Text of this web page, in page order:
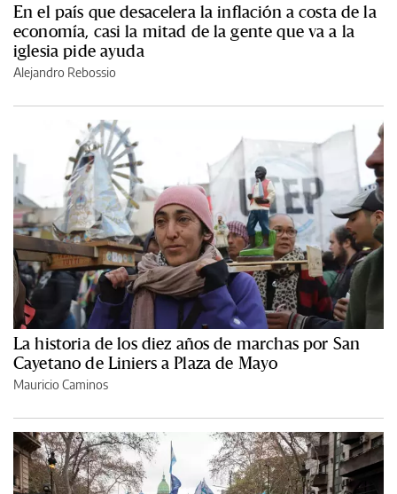
En el país que desacelera la inflación a costa de la
economía, casi la mitad de la gente que va a la
iglesia pide ayuda
Alejandro Rebossio
La historia de los diez años de marchas por San
Cayetano de Liniers a Plaza de Mayo
Mauricio Caminos